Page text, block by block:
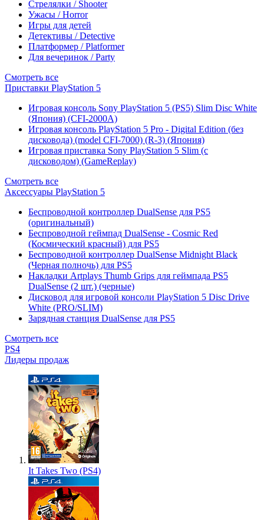
Стрелялки / Shooter
Ужасы / Horror
Игры для детей
Детективы / Detective
Платформер / Platformer
Для вечеринок / Party
Смотреть все
Приставки PlayStation 5
Игровая консоль Sony PlayStation 5 (PS5) Slim Disc White
(Япония) (CFI-2000A)
Игровая консоль PlayStation 5 Pro - Digital Edition (без
дисковода) (model CFI-7000) (R-3) (Япония)
Игровая приставка Sony PlayStation 5 Slim (с
дисководом) (GameReplay)
Смотреть все
Аксессуары PlayStation 5
Беспроводной контроллер DualSense для PS5
(оригинальный)
Беспроводной геймпад DualSense - Cosmic Red
(Космический красный) для PS5
Беспроводной контроллер DualSense Midnight Black
(Черная полночь) для PS5
Накладки Artplays Thumb Grips для геймпада PS5
DualSense (2 шт.) (черные)
Дисковод для игровой консоли PlayStation 5 Disc Drive
White (PRO/SLIM)
Зарядная станция DualSense для PS5
Смотреть все
PS4
Лидеры продаж
It Takes Two (PS4)